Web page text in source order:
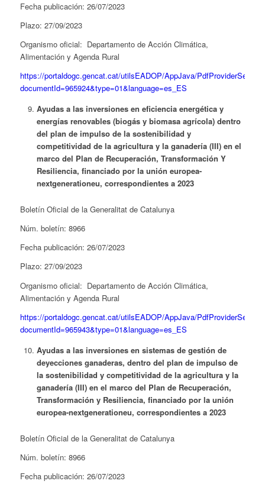
Fecha publicación: 26/07/2023
Plazo: 27/09/2023
Organismo oficial: Departamento de Acción Climática,
Alimentación y Agenda Rural
https://portaldogc.gencat.cat/utilsEADOP/AppJava/PdfProviderServlet?
documentId=965924&type=01&language=es_ES
Ayudas a las inversiones en eficiencia energética y
energías renovables (biogás y biomasa agrícola) dentro
del plan de impulso de la sostenibilidad y
competitividad de la agricultura y la ganadería (III) en el
marco del Plan de Recuperación, Transformación Y
Resiliencia, financiado por la unión europea-
nextgenerationeu, correspondientes a 2023
Boletín Oficial de la Generalitat de Catalunya
Núm. boletín: 8966
Fecha publicación: 26/07/2023
Plazo: 27/09/2023
Organismo oficial: Departamento de Acción Climática,
Alimentación y Agenda Rural
https://portaldogc.gencat.cat/utilsEADOP/AppJava/PdfProviderServlet?
documentId=965943&type=01&language=es_ES
Ayudas a las inversiones en sistemas de gestión de
deyecciones ganaderas, dentro del plan de impulso de
la sostenibilidad y competitividad de la agricultura y la
ganadería (III) en el marco del Plan de Recuperación,
Transformación y Resiliencia, financiado por la unión
europea-nextgenerationeu, correspondientes a 2023
Boletín Oficial de la Generalitat de Catalunya
Núm. boletín: 8966
Fecha publicación: 26/07/2023